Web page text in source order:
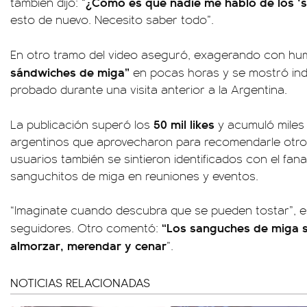
esto de nuevo. Necesito saber todo”.
En otro tramo del video aseguró, exagerando con
sándwiches de miga” en pocas horas y se mostró
probado durante una visita anterior a la Argentina.
La publicación superó los 50 mil likes y acumuló
argentinos que aprovecharon para recomendarle
usuarios también se sintieron identificados con el
sanguchitos de miga en reuniones y eventos.
“Imaginate cuando descubra que se pueden tostar”,
seguidores. Otro comentó: “Los sanguches de miga
almorzar, merendar y cenar”.
NOTICIAS RELACIONADAS